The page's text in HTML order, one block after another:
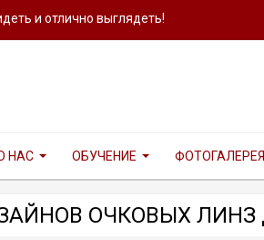
и отлично выглядеть!
НАС ОБУЧЕНИЕ ФОТОГАЛЕРЕЯ
ОЧКОВЫХ